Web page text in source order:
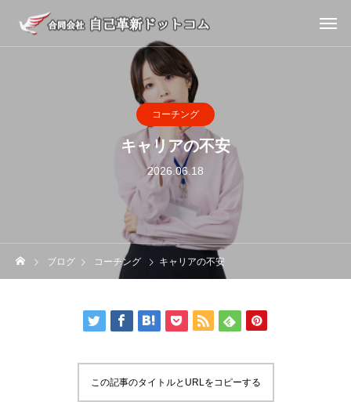
コーチング
キャリアの不安
2026.06.18
ブログ コーチング キャリアの不安
この記事のタイトルとURLをコピーする